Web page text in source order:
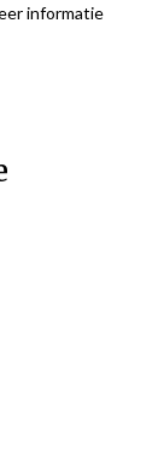
informatie